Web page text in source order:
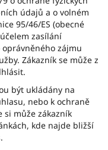
údajů a o volném
95/46/ES (obecné
zasílání
zájmu
Zákazník se může z
být ukládány na
nebo k ochraně
si může zákazník
kde najde bližší